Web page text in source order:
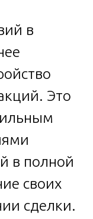
в
Это
в полной
своих
сделки.